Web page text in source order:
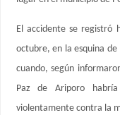
El accidente se registró
octubre, en la esquina
cuando, según
Paz de Ariporo
violentamente contra la